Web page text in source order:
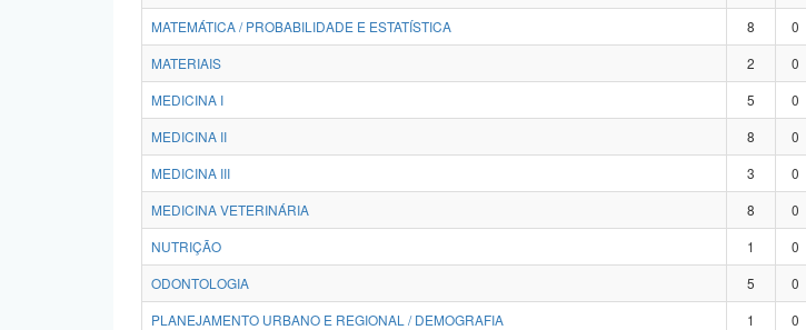
MATEMÁTICA / PROBABILIDADE E ESTATÍSTICA
8 0
MATERIAIS
2 0
MEDICINA I
5 0
MEDICINA II
8 0
MEDICINA III
3 0
MEDICINA VETERINÁRIA
8 0
NUTRIÇÃO
1 0
ODONTOLOGIA
5 0
PLANEJAMENTO URBANO E REGIONAL / DEMOGRAFIA
1 0